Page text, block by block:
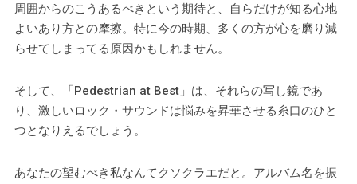
周囲からのこうあるべきという期待と、自らだけが知る心地
よいあり方との摩擦。特に今の時期、多くの方が心を磨り減
らせてしまってる原因かもしれません。
そして、「Pedestrian at Best」は、それらの写し鏡であ
り、激しいロック・サウンドは悩みを昇華させる糸口のひと
つとなりえるでしょう。
あなたの望むべき私なんてクソクラエだと。アルバム名を振